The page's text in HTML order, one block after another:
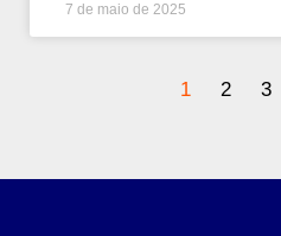
7 de maio de 2025
1 2 3